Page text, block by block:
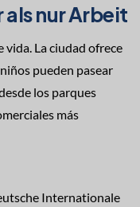
als nur Arbeit
vida. La ciudad ofrece
pueden pasear
los parques
más
Internationale